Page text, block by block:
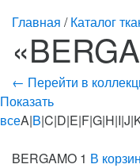
Главная /Каталог
← Перейти в
Показать
всеA|B
BERGAMO 1 В